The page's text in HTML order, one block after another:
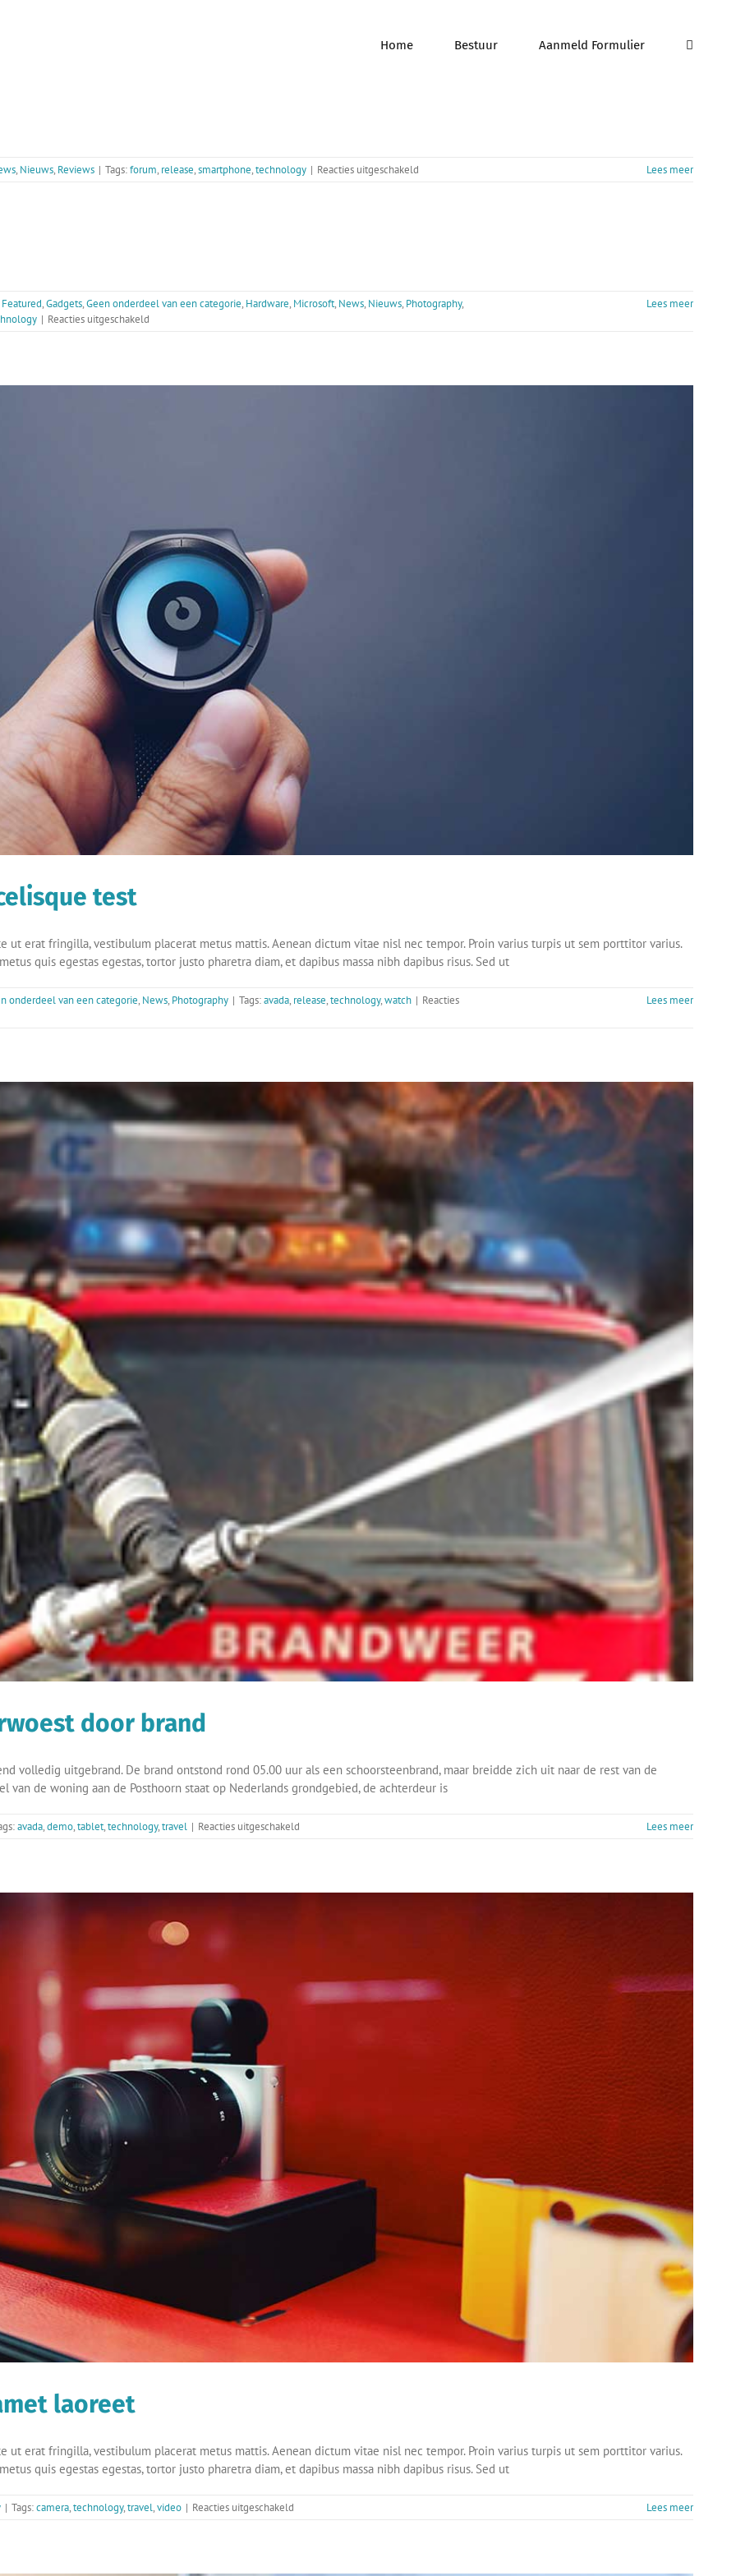
Home Bestuur Aanmeld Formulier
, Nieuws, Reviews | Tags:forum, release,smartphone,technology | Reacties uitgeschakeld Lees meer
Featured,Gadgets,Geen onderdeel van een categorie, Hardware, Microsoft, News, Nieuws, Photography,
| Reacties uitgeschakeld
Lees meer
test
ut erat fringilla, vestibulum placerat metus mattis. Aenean dictum vitae nisl nec tempor. Proin varius turpis ut sem porttitor varius.
quis egestas egestas, tortor justo pharetra diam, et dapibus massa nibh dapibus risus. Sed ut
onderdeel van een categorie, News, Photography | Tags:avada, release,technology,watch | Reacties Lees meer
door brand
volledig uitgebrand. De brand ontstond rond 05.00 uur als een schoorsteenbrand, maar breidde zich uit naar de rest van de
de woning aan de Posthoorn staat op Nederlands grondgebied, de achterdeur is
avada,demo,tablet,technology,travel | Reacties uitgeschakeld Lees meer
laoreet
ut erat fringilla, vestibulum placerat metus mattis. Aenean dictum vitae nisl nec tempor. Proin varius turpis ut sem porttitor varius.
quis egestas egestas, tortor justo pharetra diam, et dapibus massa nibh dapibus risus. Sed ut
| Tags:camera,technology,travel,video | Reacties uitgeschakeld Lees meer